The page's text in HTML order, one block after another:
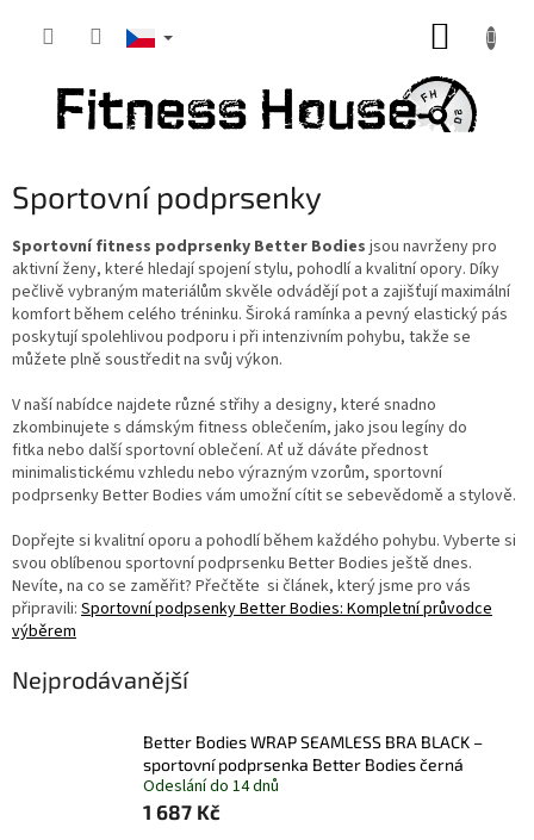
Sportovní podprsenky
Sportovní fitness podprsenky Better Bodies jsou navrženy pro
aktivní ženy, které hledají spojení stylu, pohodlí a kvalitní opory. Díky
pečlivě vybraným materiálům skvěle odvádějí pot a zajišťují maximální
komfort během celého tréninku. Široká ramínka a pevný elastický pás
poskytují spolehlivou podporu i při intenzivním pohybu, takže se
můžete plně soustředit na svůj výkon.
V naší nabídce najdete různé střihy a designy, které snadno
zkombinujete s dámským fitness oblečením, jako jsou legíny do
fitka nebo další sportovní oblečení. Ať už dáváte přednost
minimalistickému vzhledu nebo výrazným vzorům, sportovní
podprsenky Better Bodies vám umožní cítit se sebevědomě a stylově.
Dopřejte si kvalitní oporu a pohodlí během každého pohybu. Vyberte si
svou oblíbenou sportovní podprsenku Better Bodies ještě dnes.
Nevíte, na co se zaměřit? Přečtěte si článek, který jsme pro vás
připravili: Sportovní podpsenky Better Bodies: Kompletní průvodce
výběrem
Nejprodávanější
Better Bodies WRAP SEAMLESS BRA BLACK –
sportovní podprsenka Better Bodies černá
Odeslání do 14 dnů
1 687 Kč